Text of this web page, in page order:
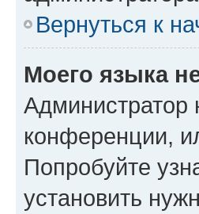
Вернуться к
Моего языка
Администратор
конференции,
Попробуйте
установить